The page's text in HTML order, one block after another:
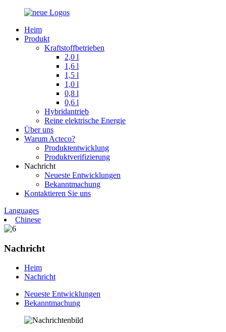
Heim
Produkt
Kraftstoffbetrieben
2,0 l
1,6 l
1,5 l
1,0 l
0,8 l
0,6 l
Hybridantrieb
Reine elektrische Energie
Über uns
Warum Acteco?
Produktentwicklung
Produktverifizierung
Nachricht
Neueste Entwicklungen
Bekanntmachung
Kontaktieren Sie uns
Languages
Chinese
Nachricht
Heim
Nachricht
Neueste Entwicklungen
Bekanntmachung